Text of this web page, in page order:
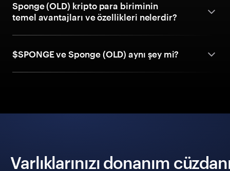
Sponge (OLD) kripto para biriminin
temel avantajları ve özellikleri nelerdir?
$SPONGE ve Sponge (OLD) aynı şey mi?
Varlıklarınızı donanım